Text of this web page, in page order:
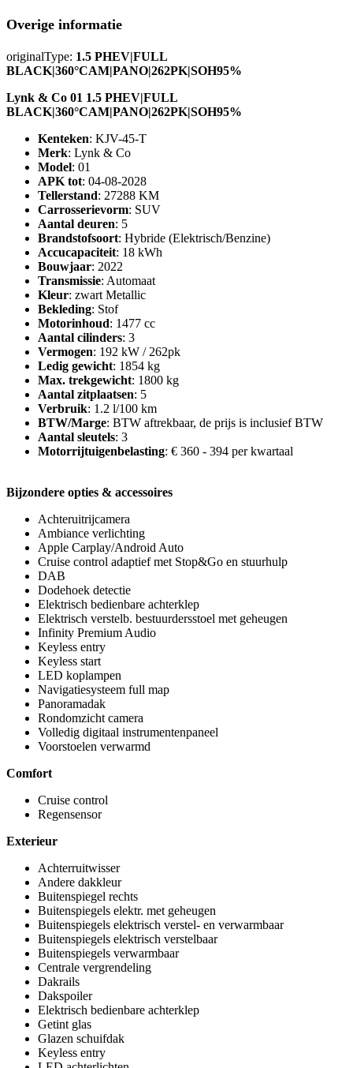
Overige informatie
originalType: 1.5 PHEV|FULL
BLACK|360°CAM|PANO|262PK|SOH95%
Lynk & Co 01 1.5 PHEV|FULL
BLACK|360°CAM|PANO|262PK|SOH95%
Kenteken: KJV-45-T
Merk: Lynk & Co
Model: 01
APK tot: 04-08-2028
Tellerstand: 27288 KM
Carrosserievorm: SUV
Aantal deuren: 5
Brandstofsoort: Hybride (Elektrisch/Benzine)
Accucapaciteit: 18 kWh
Bouwjaar: 2022
Transmissie: Automaat
Kleur: zwart Metallic
Bekleding: Stof
Motorinhoud: 1477 cc
Aantal cilinders: 3
Vermogen: 192 kW / 262pk
Ledig gewicht: 1854 kg
Max. trekgewicht: 1800 kg
Aantal zitplaatsen: 5
Verbruik: 1.2 l/100 km
BTW/Marge: BTW aftrekbaar, de prijs is inclusief BTW
Aantal sleutels: 3
Motorrijtuigenbelasting: € 360 - 394 per kwartaal
Bijzondere opties & accessoires
Achteruitrijcamera
Ambiance verlichting
Apple Carplay/Android Auto
Cruise control adaptief met Stop&Go en stuurhulp
DAB
Dodehoek detectie
Elektrisch bedienbare achterklep
Elektrisch verstelb. bestuurdersstoel met geheugen
Infinity Premium Audio
Keyless entry
Keyless start
LED koplampen
Navigatiesysteem full map
Panoramadak
Rondomzicht camera
Volledig digitaal instrumentenpaneel
Voorstoelen verwarmd
Comfort
Cruise control
Regensensor
Exterieur
Achterruitwisser
Andere dakkleur
Buitenspiegel rechts
Buitenspiegels elektr. met geheugen
Buitenspiegels elektrisch verstel- en verwarmbaar
Buitenspiegels elektrisch verstelbaar
Buitenspiegels verwarmbaar
Centrale vergrendeling
Dakrails
Dakspoiler
Elektrisch bedienbare achterklep
Getint glas
Glazen schuifdak
Keyless entry